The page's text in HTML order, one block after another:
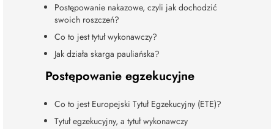
Postępowanie nakazowe, czyli jak dochodzić
swoich roszczeń?
Co to jest tytuł wykonawczy?
Jak działa skarga pauliańska?
Postępowanie egzekucyjne
Co to jest Europejski Tytuł Egzekucyjny (ETE)?
Tytuł egzekucyjny, a tytuł wykonawczy